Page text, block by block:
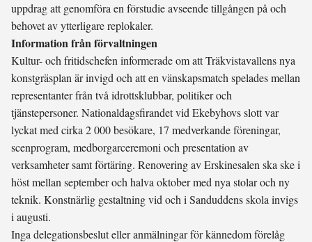
uppdrag att genomföra en förstudie avseende tillgången på och
behovet av ytterligare replokaler.
Information från förvaltningen
Kultur- och fritidschefen informerade om att Träkvistavallens nya
konstgräsplan är invigd och att en vänskapsmatch spelades mellan
representanter från två idrottsklubbar, politiker och
tjänstepersoner. Nationaldagsfirandet vid Ekebyhovs slott var
lyckat med cirka 2 000 besökare, 17 medverkande föreningar,
scenprogram, medborgarceremoni och presentation av
verksamheter samt förtäring. Renovering av Erskinesalen ska ske i
höst mellan september och halva oktober med nya stolar och ny
teknik. Konstnärlig gestaltning vid och i Sanduddens skola invigs
i augusti.
Inga delegationsbeslut eller anmälningar för kännedom förelåg